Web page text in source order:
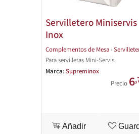
Servilletero Miniservis
Inox
Complementos de Mesa ›
Para servilletas Mini-Servis
Marca:Supreminox
Precio 6
Añadir